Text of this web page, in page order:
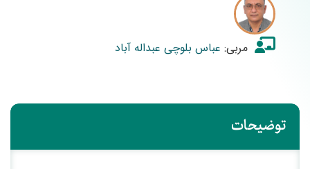
مربی: عباس بلوچی عبداله آباد
توضیحات